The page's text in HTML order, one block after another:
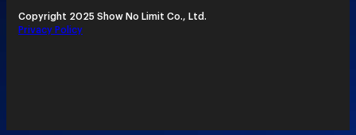
Copyright 2025 Show No Limit Co., Ltd.
Privacy Policy